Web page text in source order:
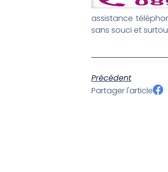
assistance
sans souci et
Précédent
Partager l'article